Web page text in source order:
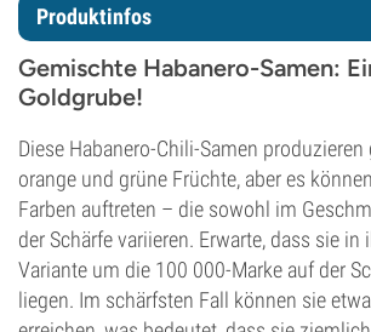
Produktinfos
Gemischte Habanero-Samen:
Goldgrube!
Diese Habanero-Chili-Samen
orange und grüne Früchte, aber es
Farben auftreten – die sowohl im
der Schärfe variieren. Erwarte, dass sie in
Variante um die 100 000-Marke auf der
liegen. Im schärfsten Fall können sie